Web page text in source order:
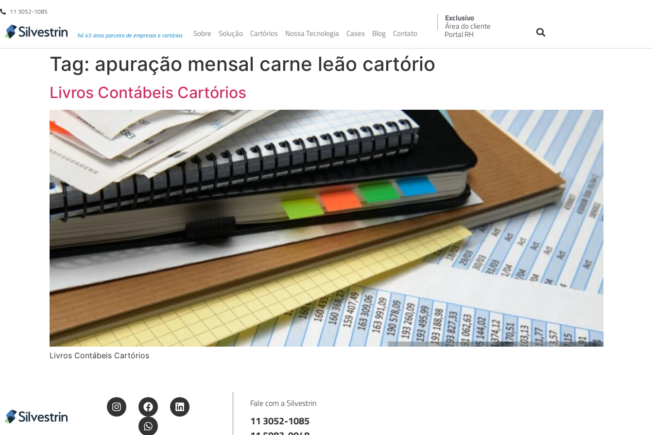
11 3052-1085
há 45 anos parceira de empresas e cartórios Sobre Solução Cartórios Nossa Tecnologia Cases Blog Contato
Exclusivo
Área do cliente
Portal RH
Tag: apuração mensal carne leão cartório
Livros Contábeis Cartórios
Livros Contábeis Cartórios
Fale com a Silvestrin
11 3052-1085